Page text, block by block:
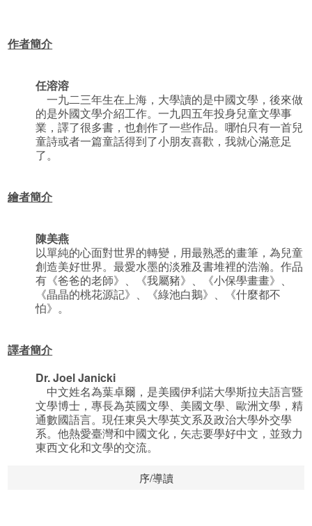
作者簡介
任溶溶
一九二三年生在上海，大學讀的是中國文學，後來做
的是外國文學介紹工作。一九四五年投身兒童文學事
業，譯了很多書，也創作了一些作品。哪怕只有一首兒
童詩或者一篇童話得到了小朋友喜歡，我就心滿意足
了。
繪者簡介
陳美燕
以單純的心面對世界的轉變，用最熟悉的畫筆，為兒童
創造美好世界。最愛水墨的淡雅及書堆裡的浩瀚。作品
有《爸爸的老師》、《我屬豬》、《小保學畫畫》、
《晶晶的桃花源記》、《綠池白鵝》、《什麼都不
怕》。
譯者簡介
Dr. Joel Janicki
中文姓名為葉卓爾，是美國伊利諾大學斯拉夫語言暨
文學博士，專長為英國文學、美國文學、歐洲文學，精
通數國語言。現任東吳大學英文系及政治大學外交學
系。他熱愛臺灣和中國文化，矢志要學好中文，並致力
東西文化和文學的交流。
序/導讀